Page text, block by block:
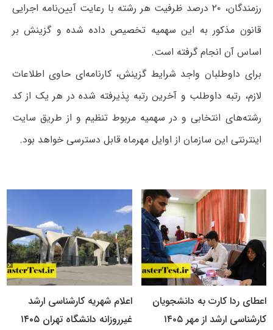
رزمندگان، ۲۰ درصد ظرفیت هر رشته با رعایت آیین‌نامه اجرایی
قانون مذکور به این سهمیه تخصیص داده شده و گزینش بر
اساس آن انجام گرفته است.
برای داوطلبان واجد شرایط گزینش، کارنامه‌ای حاوی اطلاعات
لازم، رتبه داوطلب و آخرین رتبه پذیرفته شده در هر یک از کد
رشته‌های انتخابی و در سهمیه مربوط تنظیم و از طریق سایت
اینترنتی این سازمان از اوایل مهرماه قابل دسترسی خواهد بود.
اعطای ردا کارت به دانشجویان
کارشناسی ارشد از مهر ۱۴۰۵
اعلام شهریه کارشناسی ارشد
غیرروزانه دانشگاه تهران ۱۴۰۵